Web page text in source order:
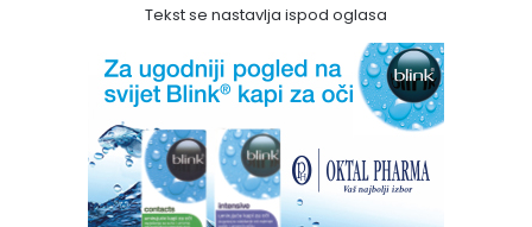
Tekst se nastavlja ispod oglasa